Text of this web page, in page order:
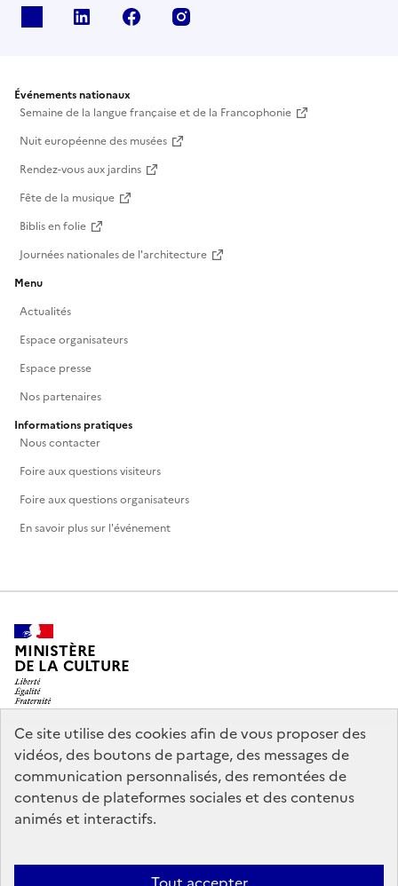
Ce site utilise des cookies afin de vous proposer des
vidéos, des boutons de partage, des messages de
communication personnalisés, des remontées de
contenus de plateformes sociales et des contenus
animés et interactifs.
Linkedin Facebook
Événements nationaux
Semaine de la langue française et de la Francophonie
Nuit européenne des musées
Rendez-vous aux jardins
Fête de la musique
Biblis en folie
Journées nationales de l'architecture
Menu
Actualités
Espace organisateurs
Espace presse
Nos partenaires
Informations pratiques
Nous contacter
Foire aux questions visiteurs
Foire aux questions organisateurs
En savoir plus sur l'événement
MINISTÈRE
DE LA CULTURE
legifrance.gouv.fr
info.gouv.fr
service-public.gouv.fr
data.gouv.fr
Mentions légales